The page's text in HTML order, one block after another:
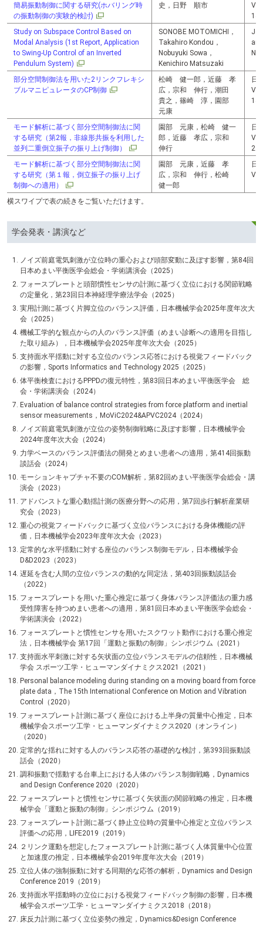
簡易振動制御に関する研究(ホバリング時
の振動制御の実験的検討)
史，日野 順市
Study on Subspace Control Based on
Modal Analysis (1st Report, Application
to Swing-Up Control of an Inverted
Pendulum System)
SONOBE MOTOMICHI，
Takahiro Kondou，
Nobuyuki Sowa，
Kenichiro Matsuzaki
部分空間制御法を用いた2リンクフレキシ
ブルマニピュレータのCP制御
松崎 健一郎，近藤 孝
広，宗和 伸行，潮田
貴之，篠崎 淳，園部
元康
日
モード解析に基づく部分空間制御法に関
する研究（第2報，非線形共振を利用した
並列二重倒立振子の振り上げ制御）
園部 元康，松崎 健一
郎，近藤 孝広，宗和
伸行
日
モード解析に基づく部分空間制御法に関
する研究（第１報，倒立振子の振り上げ
制御への適用）
園部 元康，近藤 孝
広，宗和 伸行，松崎
健一郎
日
横スワイプで表の続きをご覧いただけます。
学会発表・講演など
ノイズ前庭電気刺激が立位時の重心および頭部変動に及ぼす影響，第84回
日本めまい平衡医学会総会・学術講演会（2025）
フォースプレートと頭部慣性センサの計測に基づく立位における関節戦略
の定量化，第23回日本神経理学療法学会（2025）
実用計測に基づく片脚立位のバランス評価，日本機械学会2025年度年次大
会（2025）
機械工学的な観点からの人のバランス評価（めまい診断への適用を目指し
た取り組み），日本機械学会2025年度年次大会（2025）
支持面水平揺動に対する立位のバランス応答における視覚フィードバック
の影響，Sports Informatics and Technology 2025（2025）
体平衡検査におけるPPPDの復元特性，第83回日本めまい平衡医学会 総
会・学術講演会（2024）
Evaluation of balance control strategies from force platform and inertial
sensor measurements，MoViC2024&APVC2024（2024）
ノイズ前庭電気刺激が立位の姿勢制御戦略に及ぼす影響，日本機械学会
2024年度年次大会（2024）
力学ベースのバランス評価法の開発とめまい患者への適用，第414回振動
談話会（2024）
モーションキャプチャ不要のCOM解析，第82回めまい平衡医学会総会・講
演会（2023）
アドバンストな重心動揺計測の医療分野への応用，第7回歩行解析産業研
究会（2023）
重心の視覚フィードバックに基づく立位バランスにおける身体機能の評
価，日本機械学会2023年度年次大会（2023）
定常的な水平揺動に対する座位のバランス制御モデル，日本機械学会
D&D2023（2023）
遅延を含む人間の立位バランスの動的な同定法，第403回振動談話会
（2022）
フォースプレートを用いた重心推定に基づく身体バランス評価法の重力感
受性障害を持つめまい患者への適用，第81回日本めまい平衡医学会総会・
学術講演会（2022）
フォースプレートと慣性センサを用いたスクワット動作における重心推定
法，日本機械学会 第17回「運動と振動の制御」シンポジウム（2021）
支持面水平刺激に対する矢状面の立位バランスモデルの信頼性，日本機械
学会 スポーツ工学・ヒューマンダイナミクス2021（2021）
Personal balance modeling during standing on a moving board from force
plate data，The 15th International Conference on Motion and Vibration
Control（2020）
フォースプレート計測に基づく座位における上半身の質量中心推定，日本
機械学会スポーツ工学・ヒューマンダイナミクス2020（オンライン）
（2020）
定常的な揺れに対する人のバランス応答の基礎的な検討，第393回振動談
話会（2020）
調和振動で揺動する台車上における人体のバランス制御戦略，Dynamics
and Design Conference 2020（2020）
フォースプレートと慣性センサに基づく矢状面の関節戦略の推定，日本機
械学会「運動と振動の制御」シンポジウム（2019）
フォースプレート計測に基づく静止立位時の質量中心推定と立位バランス
評価への応用，LIFE2019（2019）
２リンク運動を想定したフォースプレート計測に基づく人体質量中心位置
と加速度の推定，日本機械学会2019年度年次大会（2019）
立位人体の強制振動に対する同期的な応答の解析，Dynamics and Design
Conference 2019（2019）
支持面水平揺動時の立位における視覚フィードバック制御の影響，日本機
械学会スポーツ工学・ヒューマンダイナミクス2018（2018）
床反力計測に基づく立位姿勢の推定，Dynamics&Design Conference